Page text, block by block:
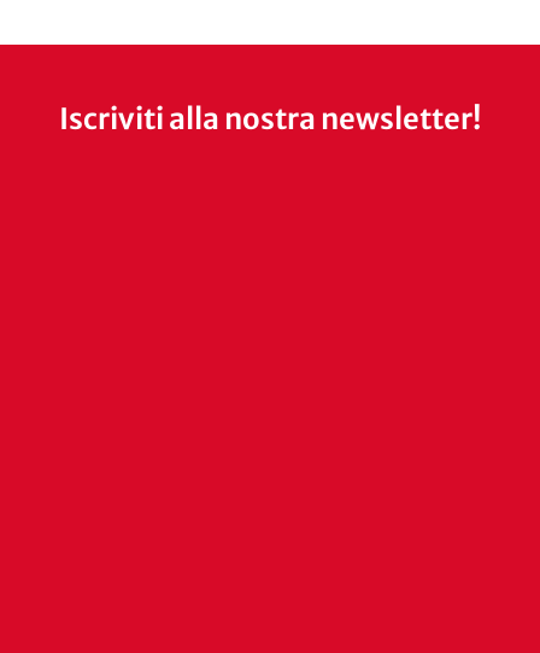
Iscriviti alla nostra newsletter!